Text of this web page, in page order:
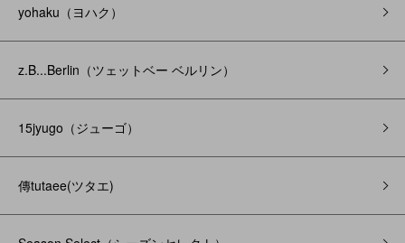
yohaku（ヨハク）
z.B...Berlin（ツェットベー ベルリン）
15jyugo（ジューゴ）
傳tutaee(ツタエ)